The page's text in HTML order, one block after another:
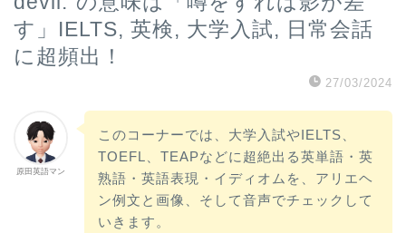
す」IELTS, 英検, 大学入試, 日常会話
に超頻出！
27/03/2024
原田英語マン
このコーナーでは、大学入試やIELTS、
TOEFL、TEAPなどに超絶出る英単語・英
熟語・英語表現・イディオムを、アリエヘ
ン例文と画像、そして音声でチェックして
いきます。